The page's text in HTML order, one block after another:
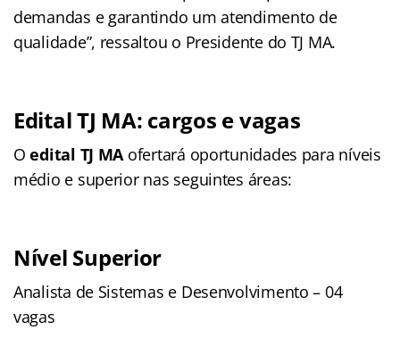
demandas e garantindo um atendimento de
qualidade”, ressaltou o Presidente do TJ MA.
Edital TJ MA: cargos e vagas
Oedital TJ MA ofertará oportunidades para níveis
médio e superior nas seguintes áreas:
Nível Superior
Analista de Sistemas e Desenvolvimento – 04
vagas